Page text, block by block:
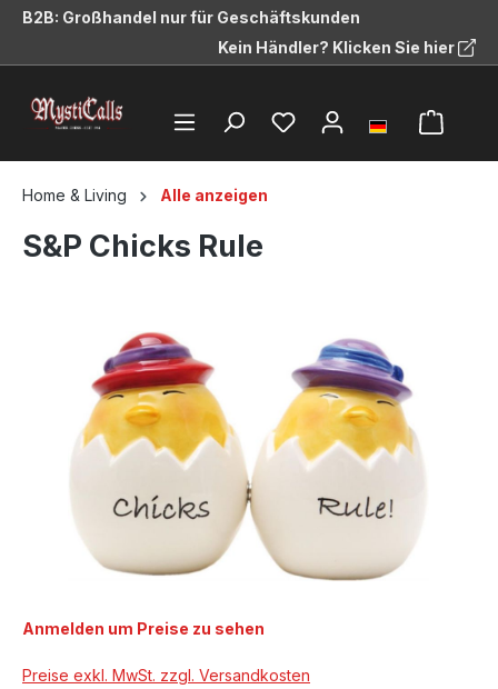
springen
B2B: Großhandel nur für Geschäftskunden
Kein Händler? Klicken Sie hier
Home & Living Alle anzeigen
S&P Chicks Rule
Bildergalerie überspringen
Anmelden um Preise zu sehen
Preise exkl. MwSt. zzgl. Versandkosten